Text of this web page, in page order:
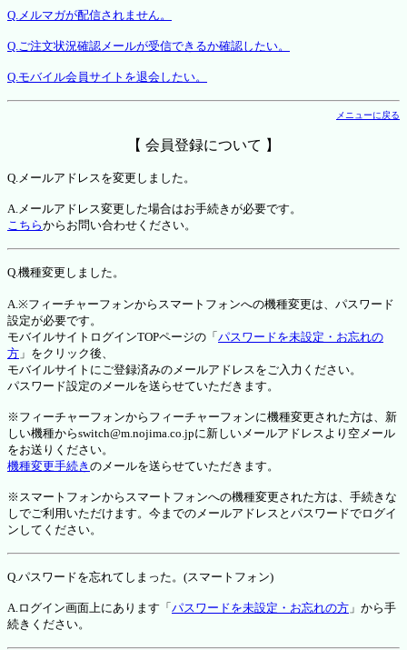
Q.メルマガが配信されません。
Q.ご注文状況確認メールが受信できるか確認したい。
Q.モバイル会員サイトを退会したい。
メニューに戻る
【 会員登録について 】
Q.メールアドレスを変更しました。
A.メールアドレス変更した場合はお手続きが必要です。
こちらからお問い合わせください。
Q.機種変更しました。
A.※フィーチャーフォンからスマートフォンへの機種変更は、パスワード
設定が必要です。
モバイルサイトログインTOPページの「 パスワードを未設定・お忘れの
方 」をクリック後、
モバイルサイトにご登録済みのメールアドレスをご入力ください。
パスワード設定のメールを送らせていただきます。
※フィーチャーフォンからフィーチャーフォンに機種変更された方は、新
しい機種からswitch@m.nojima.co.jpに新しいメールアドレスより空メール
をお送りください。
機種変更手続き のメールを送らせていただきます。
※スマートフォンからスマートフォンへの機種変更された方は、手続きな
しでご利用いただけます。今までのメールアドレスとパスワードでログイ
ンしてください。
Q.パスワードを忘れてしまった。(スマートフォン)
A.ログイン画面上にあります「 パスワードを未設定・お忘れの方 」から手
続きください。